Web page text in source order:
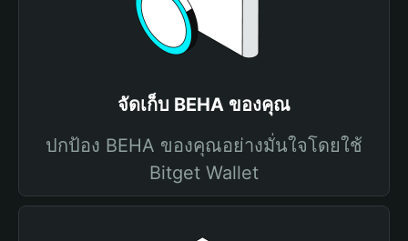
จัดเก็บ BEHA ของคุณ
ปกป้อง BEHA ของคุณอย่างมั่นใจโดยใช้
Bitget Wallet